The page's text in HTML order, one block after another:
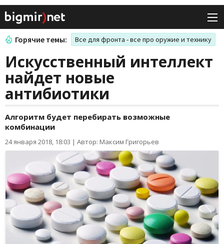
Горячие темы: Все для фронта - все про оружие и технику
Искусственный интеллект
найдет новые
антибиотики
Алгоритм будет перебирать возможные
комбинации
24 января 2018, 18:03 | Автор: Максим Григорьев